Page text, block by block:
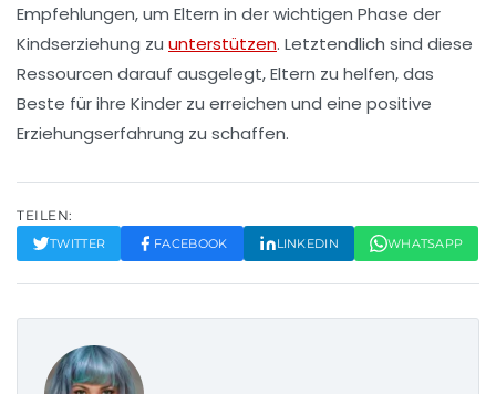
Empfehlungen, um Eltern in der wichtigen Phase der
Kindserziehung zu unterstützen. Letztendlich sind diese
Ressourcen darauf ausgelegt, Eltern zu helfen, das
Beste für ihre Kinder zu erreichen und eine positive
Erziehungserfahrung zu schaffen.
TEILEN:
TWITTER FACEBOOK LINKEDIN WHATSAPP